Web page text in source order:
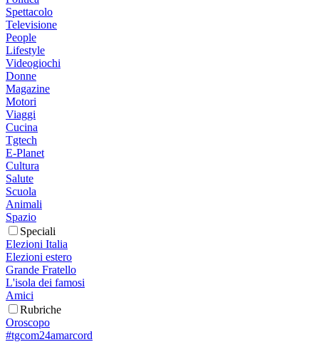
Spettacolo
Televisione
People
Lifestyle
Videogiochi
Donne
Magazine
Motori
Viaggi
Cucina
Tgtech
E-Planet
Cultura
Salute
Scuola
Animali
Spazio
Speciali
Elezioni Italia
Elezioni estero
Grande Fratello
L'isola dei famosi
Amici
Rubriche
Oroscopo
#tgcom24amarcord